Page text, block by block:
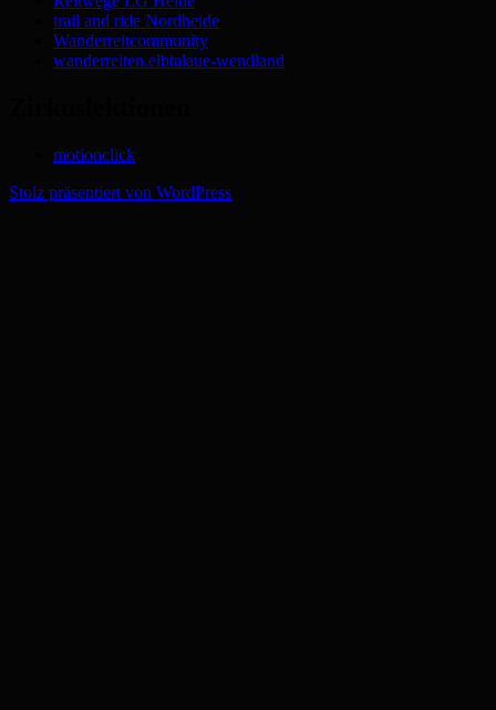
trail and ride Nordheide
Wanderreitcommunity
wanderreiten.elbtalaue-wendland
motionclick
Stolz präsentiert von WordPress